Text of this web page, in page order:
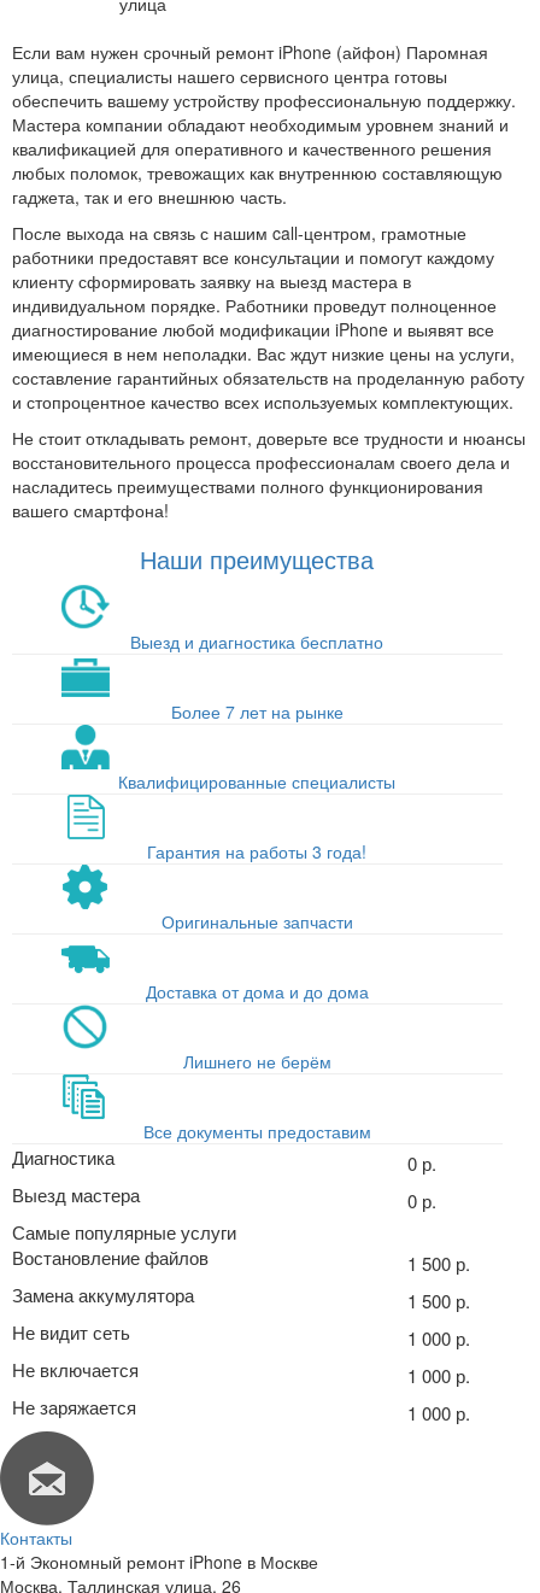
Если вам нужен срочный ремонт iPhone (айфон) Паромная
улица, специалисты нашего сервисного центра готовы
обеспечить вашему устройству профессиональную поддержку.
Мастера компании обладают необходимым уровнем знаний и
квалификацией для оперативного и качественного решения
любых поломок, тревожащих как внутреннюю составляющую
гаджета, так и его внешнюю часть.
После выхода на связь с нашим call-центром, грамотные
работники предоставят все консультации и помогут каждому
клиенту сформировать заявку на выезд мастера в
индивидуальном порядке. Работники проведут полноценное
диагностирование любой модификации iPhone и выявят все
имеющиеся в нем неполадки. Вас ждут низкие цены на услуги,
составление гарантийных обязательств на проделанную работу
и стопроцентное качество всех используемых комплектующих.
Не стоит откладывать ремонт, доверьте все трудности и нюансы
восстановительного процесса профессионалам своего дела и
насладитесь преимуществами полного функционирования
вашего смартфона!
Наши преимущества
Выезд и диагностика бесплатно
Более 7 лет на рынке
Квалифицированные специалисты
Гарантия на работы 3 года!
Оригинальные запчасти
Доставка от дома и до дома
Лишнего не берём
Все документы предоставим
Диагностика
0 р.
Выезд мастера
0 р.
Самые популярные услуги
Востановление файлов
1 500 р.
Замена аккумулятора
1 500 р.
Не видит сеть
1 000 р.
Не включается
1 000 р.
Не заряжается
1 000 р.
Контакты
1-й Экономный ремонт iPhone в Москве
Москва, Таллинская улица, 26